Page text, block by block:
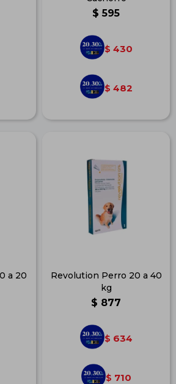
$ 595
$ 430
$ 482
a 20
Revolution Perro 20 a 40
kg
$ 877
$ 634
$ 710